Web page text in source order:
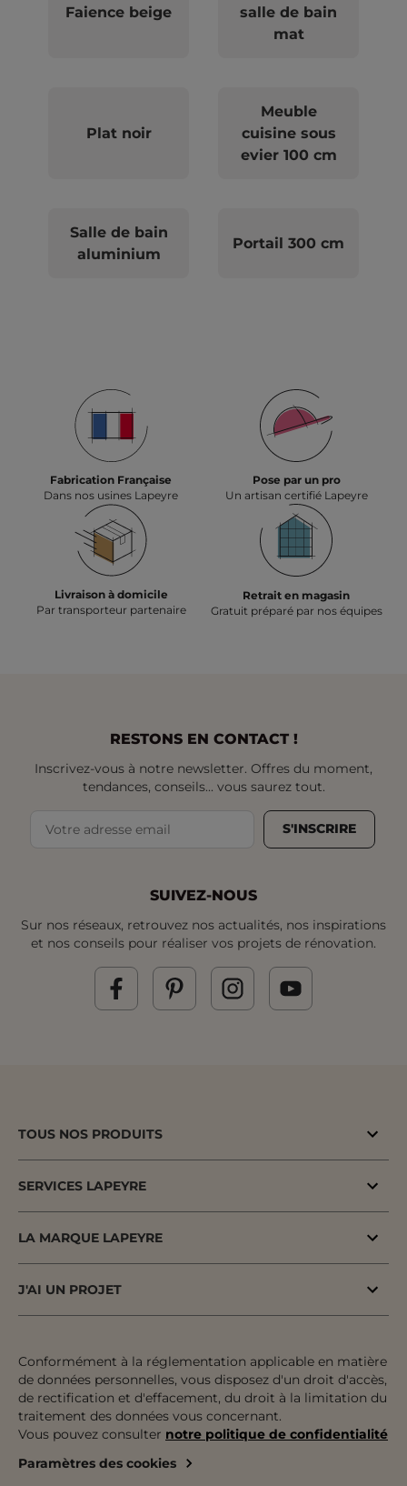
Faience beige
salle de bain
mat
Plat noir
Meuble
cuisine sous
evier 100 cm
Salle de bain
aluminium
Portail 300 cm
Fabrication Française
Dans nos usines Lapeyre
Pose par un pro
Un artisan certifié Lapeyre
Livraison à domicile
Par transporteur partenaire
Retrait en magasin
Gratuit préparé par nos équipes
RESTONS EN CONTACT !
Inscrivez-vous à notre newsletter. Offres du moment,
tendances, conseils... vous saurez tout.
S'INSCRIRE
SUIVEZ-NOUS
Sur nos réseaux, retrouvez nos actualités, nos inspirations
et nos conseils pour réaliser vos projets de rénovation.
TOUS NOS PRODUITS
Cuisine & Electroménager
Salle de bains & WC
Escalier, Rampe & Main-courante
Jardin & Extérieur
Revêtement sol & mur
Équipement & Outil
SERVICES LAPEYRE
Conseil à domicile
Conseil en magasin
Financement
Le paiement en plusieurs fois
LA MARQUE LAPEYRE
Engagements pour tous
Développement durable
Recrutement
Devenez franchisé
J'AI UN PROJET
Inspiration & Tendances
Préparer mon projet
Expertises & Tutoriels
Outils de configuration
Conformément à la réglementation applicable en matière
de données personnelles, vous disposez d'un droit d'accès,
de rectification et d'effacement, du droit à la limitation du
traitement des données vous concernant.
Vous pouvez consulter notre politique de confidentialité
Paramètres des cookies